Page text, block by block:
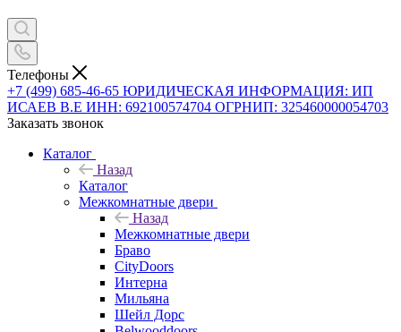
Телефоны
+7 (499) 685-46-65 ЮРИДИЧЕСКАЯ ИНФОРМАЦИЯ: ИП
ИСАЕВ В.Е ИНН: 692100574704 ОГРНИП: 325460000054703
Заказать звонок
Каталог
Назад
Каталог
Межкомнатные двери
Назад
Межкомнатные двери
Браво
CityDoors
Интерна
Мильяна
Шейл Дорс